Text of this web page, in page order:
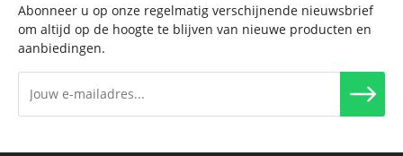
Abonneer u op onze regelmatig verschijnende nieuwsbrief
om altijd op de hoogte te blijven van nieuwe producten en
aanbiedingen.